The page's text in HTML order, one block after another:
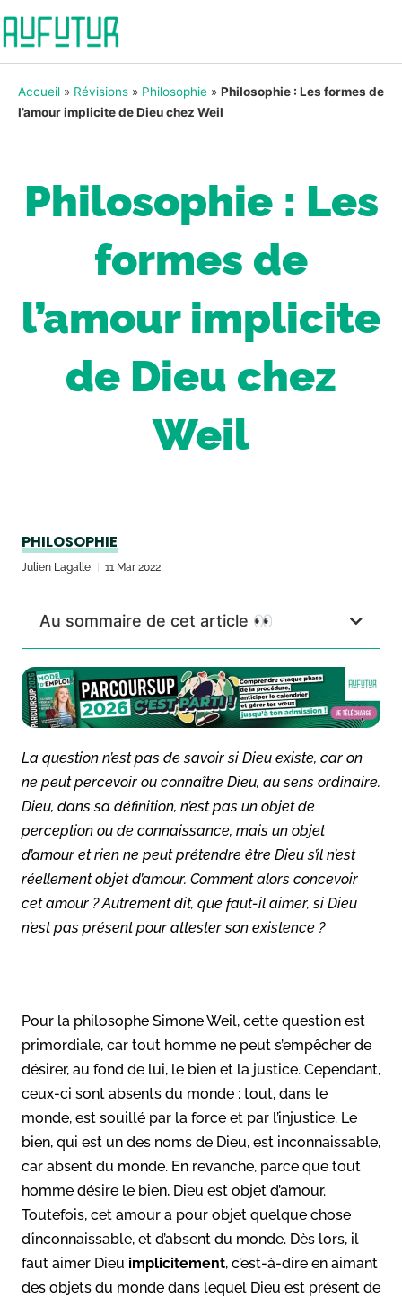
Accueil » Révisions » Philosophie » Philosophie : Les formes de
l’amour implicite de Dieu chez Weil
Philosophie : Les
formes de
l’amour implicite
de Dieu chez
Weil
PHILOSOPHIE
Julien Lagalle 11 Mar 2022
Au sommaire de cet article 👀
La question n’est pas de savoir si Dieu existe, car on
ne peut percevoir ou connaître Dieu, au sens ordinaire.
Dieu, dans sa définition, n’est pas un objet de
perception ou de connaissance, mais un objet
d’amour et rien ne peut prétendre être Dieu s’il n’est
réellement objet d’amour. Comment alors concevoir
cet amour ? Autrement dit, que faut-il aimer, si Dieu
n’est pas présent pour attester son existence ?
Pour la philosophe Simone Weil, cette question est
primordiale, car tout homme ne peut s’empêcher de
désirer, au fond de lui, le bien et la justice. Cependant,
ceux-ci sont absents du monde : tout, dans le
monde, est souillé par la force et par l’injustice. Le
bien, qui est un des noms de Dieu, est inconnaissable,
car absent du monde. En revanche, parce que tout
homme désire le bien, Dieu est objet d’amour.
Toutefois, cet amour a pour objet quelque chose
d’inconnaissable, et d’absent du monde. Dès lors, il
faut aimer Dieu implicitement, c’est-à-dire en aimant
des objets du monde dans lequel Dieu est présent de